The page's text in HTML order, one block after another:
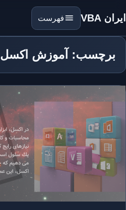
ایران VBA فهرست
برچسب: آموزش اکسل